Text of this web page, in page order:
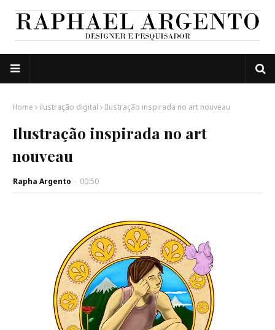
Home ilustração digital Ilustração inspirada no art nouveau
Ilustração inspirada no art
nouveau
Rapha Argento - 00:50